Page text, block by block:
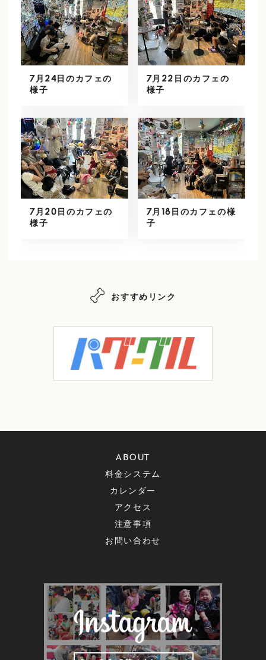
7月24日のカフェの
様子
7月22日のカフェの
様子
7月20日のカフェの
様子
7月18日のカフェの様
子
おすすめリンク
ABOUT
料金システム
カレンダー
アクセス
注意事項
お問い合わせ